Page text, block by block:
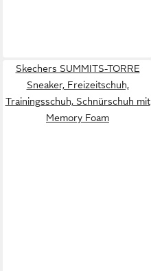
Skechers SUMMITS-TORRE
Sneaker, Freizeitschuh,
Trainingsschuh, Schnürschuh mit
Memory Foam